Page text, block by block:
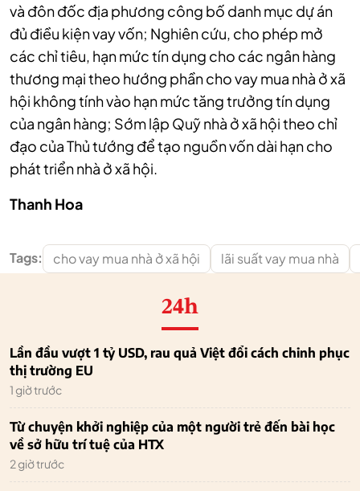
và đôn đốc địa phương công bố danh mục dự án
đủ điều kiện vay vốn; Nghiên cứu, cho phép mở
các chỉ tiêu, hạn mức tín dụng cho các ngân hàng
thương mại theo hướng phần cho vay mua nhà ở xã
hội không tính vào hạn mức tăng trưởng tín dụng
của ngân hàng; Sớm lập Quỹ nhà ở xã hội theo chỉ
đạo của Thủ tướng để tạo nguồn vốn dài hạn cho
phát triển nhà ở xã hội.
Thanh Hoa
Tags: cho vay mua nhà ở xã hội lãi suất vay mua nhà
24h
Lần đầu vượt 1 tỷ USD, rau quả Việt đổi cách chinh phục
thị trường EU
1 giờ trước
Từ chuyện khởi nghiệp của một người trẻ đến bài học
về sở hữu trí tuệ của HTX
2 giờ trước